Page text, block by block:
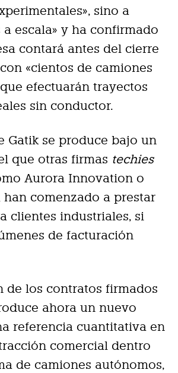
sino a
a escala» y ha confirmado
contará antes del cierre
«cientos de camiones
efectuarán trayectos
sin conductor.
Gatik se produce bajo un
que otras firmas techies
Aurora Innovation o
han comenzado a prestar
clientes industriales, si
de facturación
de los contratos firmados
ahora un nuevo
referencia cuantitativa en
comercial dentro
de camiones autónomos,